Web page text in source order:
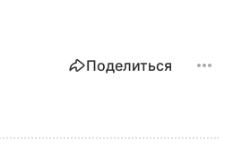
Поделиться